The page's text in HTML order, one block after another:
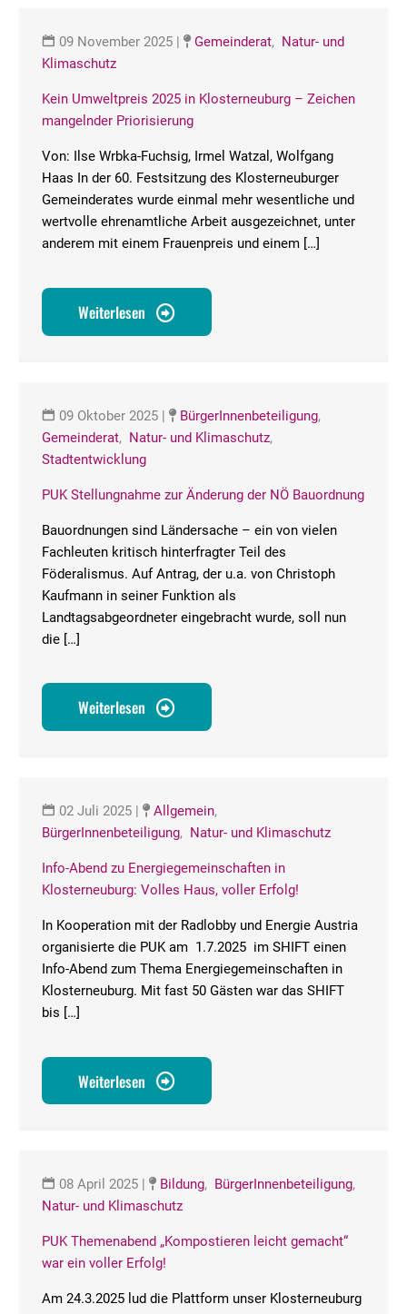
09 November 2025 Gemeinderat, Natur- und
Klimaschutz
Kein Umweltpreis 2025 in Klosterneuburg – Zeichen
mangelnder Priorisierung
Von: Ilse Wrbka-Fuchsig, Irmel Watzal, Wolfgang
Haas In der 60. Festsitzung des Klosterneuburger
Gemeinderates wurde einmal mehr wesentliche und
wertvolle ehrenamtliche Arbeit ausgezeichnet, unter
anderem mit einem Frauenpreis und einem […]
Weiterlesen
09 Oktober 2025 | BürgerInnenbeteiligung,
Gemeinderat, Natur- und Klimaschutz,
Stadtentwicklung
PUK Stellungnahme zur Änderung der NÖ Bauordnung
Bauordnungen sind Ländersache – ein von vielen
Fachleuten kritisch hinterfragter Teil des
Föderalismus. Auf Antrag, der u.a. von Christoph
Kaufmann in seiner Funktion als
Landtagsabgeordneter eingebracht wurde, soll nun
die […]
Weiterlesen
02 Juli 2025 | Allgemein,
BürgerInnenbeteiligung, Natur- und Klimaschutz
Info-Abend zu Energiegemeinschaften in
Klosterneuburg: Volles Haus, voller Erfolg!
In Kooperation mit der Radlobby und Energie Austria
organisierte die PUK am 1.7.2025 im SHIFT einen
Info-Abend zum Thema Energiegemeinschaften in
Klosterneuburg. Mit fast 50 Gästen war das SHIFT
bis […]
Weiterlesen
08 April 2025 | Bildung, BürgerInnenbeteiligung,
Natur- und Klimaschutz
PUK Themenabend „Kompostieren leicht gemacht“
war ein voller Erfolg!
Am 24.3.2025 lud die Plattform unser Klosterneuburg